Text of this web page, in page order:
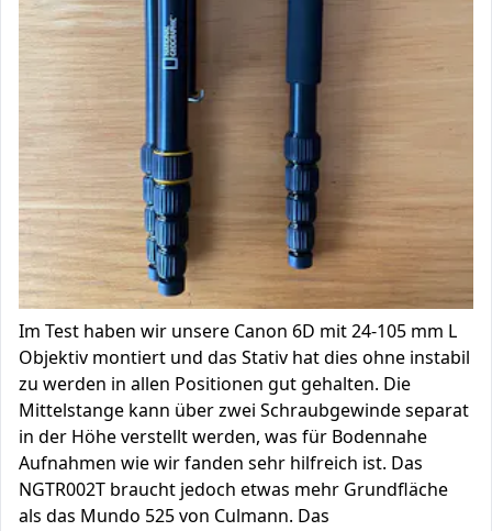
Im Test haben wir unsere Canon 6D mit 24-105 mm L
Objektiv montiert und das Stativ hat dies ohne instabil
zu werden in allen Positionen gut gehalten. Die
Mittelstange kann über zwei Schraubgewinde separat
in der Höhe verstellt werden, was für Bodennahe
Aufnahmen wie wir fanden sehr hilfreich ist. Das
NGTR002T braucht jedoch etwas mehr Grundfläche
als das Mundo 525 von Culmann. Das